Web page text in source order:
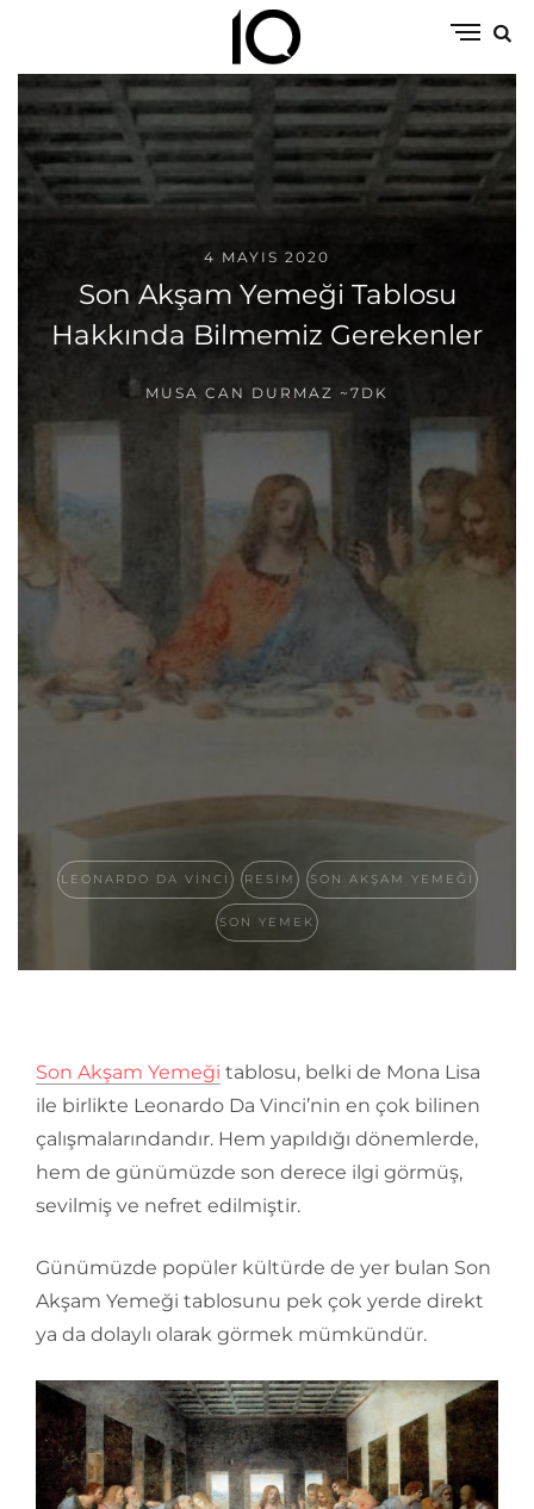
4 MAYIS 2020
Son Akşam Yemeği Tablosu
Hakkında Bilmemiz Gerekenler
MUSA CAN DURMAZ ~7DK
LEONARDO DA VINCI RESIM SON AKŞAM YEMEĞI
SON YEMEK
Son Akşam Yemeği tablosu, belki de Mona Lisa
ile birlikte Leonardo Da Vinci’nin en çok bilinen
çalışmalarındandır. Hem yapıldığı dönemlerde,
hem de günümüzde son derece ilgi görmüş,
sevilmiş ve nefret edilmiştir.
Günümüzde popüler kültürde de yer bulan Son
Akşam Yemeği tablosunu pek çok yerde direkt
ya da dolaylı olarak görmek mümkündür.